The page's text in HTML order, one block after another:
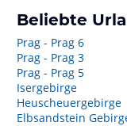
Beliebte
Prag - Prag 6
Prag - Prag 3
Prag - Prag 5
Isergebirge
Heuscheuergebirge
Elbsandstein